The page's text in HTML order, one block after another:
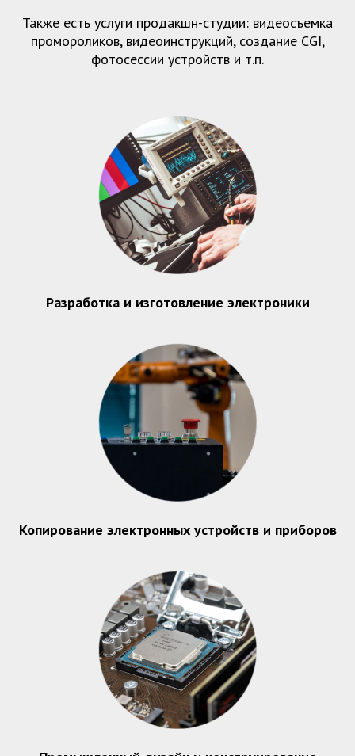
Также есть услуги продакшн-студии: видеосъемка
промороликов, видеоинструкций, создание CGI,
фотосессии устройств и т.п.
Разработка и изготовление электроники
Копирование электронных устройств и приборов